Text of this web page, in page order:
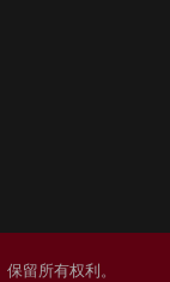
保留所有权利。